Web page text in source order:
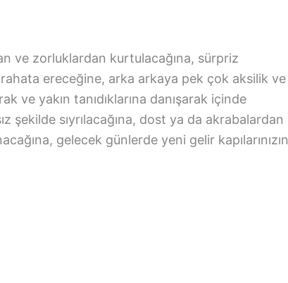
ve zorluklardan kurtulacağına, sürpriz
rahata ereceğine, arka arkaya pek çok aksilik ve
ve yakın tanıdıklarına danışarak içinde
şekilde sıyrılacağına, dost ya da akrabalardan
gelecek günlerde yeni gelir kapılarınızın